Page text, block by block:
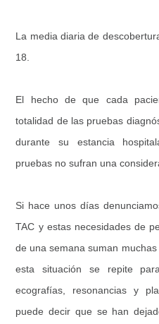
La media diaria de
18.
El hecho de que cada
totalidad de las pruebas
durante su estancia
pruebas no sufran una
Si hace unos días
TAC y estas necesidades de
de una semana suman
esta situación se repite
ecografías, resonancias y
puede decir que se han